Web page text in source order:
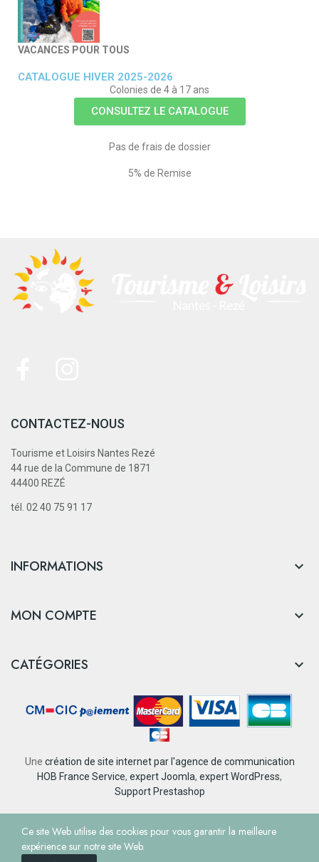
VACANCES POUR TOUS
CATALOGUE HIVER 2025-2026
Colonies de 4 à 17 ans
CONSULTEZ LE CATALOGUE
Pas de frais de dossier
5% de Remise
CONTACTEZ-NOUS
Tourisme et Loisirs Nantes Rezé
44 rue de la Commune de 1871
44400 REZÉ
tél. 02 40 75 91 17
INFORMATIONS 
MON COMPTE 
CATÉGORIES 
Une création de site internet par l'agence de communication
HOB France Service, expert Joomla, expert WordPress,
Support Prestashop
Ce site Web utilise des cookies pour vous garantir la meilleure
expérience sur notre site Web.